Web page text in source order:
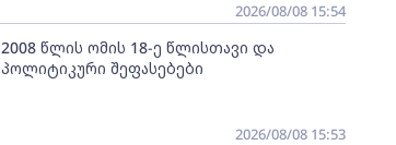
2026/08/08 15:54
2008 წლის ომის 18-ე წლისთავი და
პოლიტიკური შეფასებები
2026/08/08 15:53